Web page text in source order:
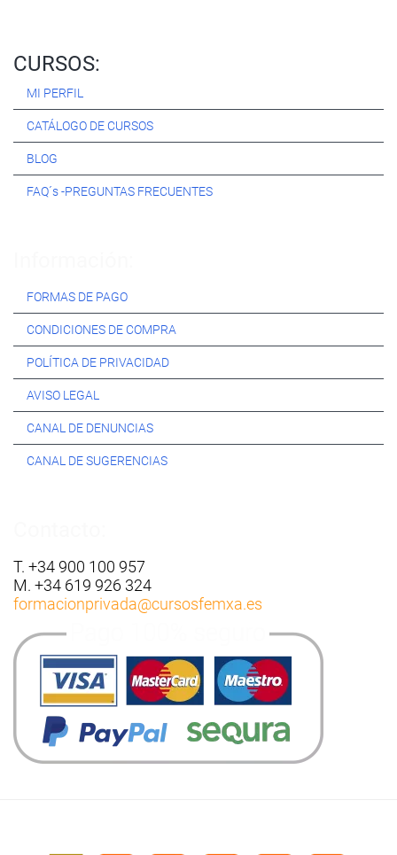
CURSOS:
MI PERFIL
CATÁLOGO DE CURSOS
BLOG
FAQ´s -PREGUNTAS FRECUENTES
FORMAS DE PAGO
CONDICIONES DE COMPRA
POLÍTICA DE PRIVACIDAD
AVISO LEGAL
CANAL DE DENUNCIAS
CANAL DE SUGERENCIAS
T. +34 900 100 957
M. +34 619 926 324
formacionprivada@cursosfemxa.es